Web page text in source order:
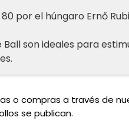
por el húngaro Ernő
Ball son ideales para
o compras a través de
se publican.